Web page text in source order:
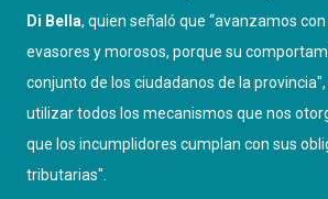
Di Bella, quien señaló que “avanzamos
evasores y morosos, porque su
conjunto de los ciudadanos de la
utilizar todos los mecanismos que nos
que los incumplidores cumplan con sus
tributarias".